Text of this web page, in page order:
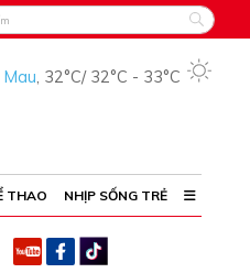
Mau, 32°C/ 32°C - 33°C
THAO NHỊP SỐNG TRẺ